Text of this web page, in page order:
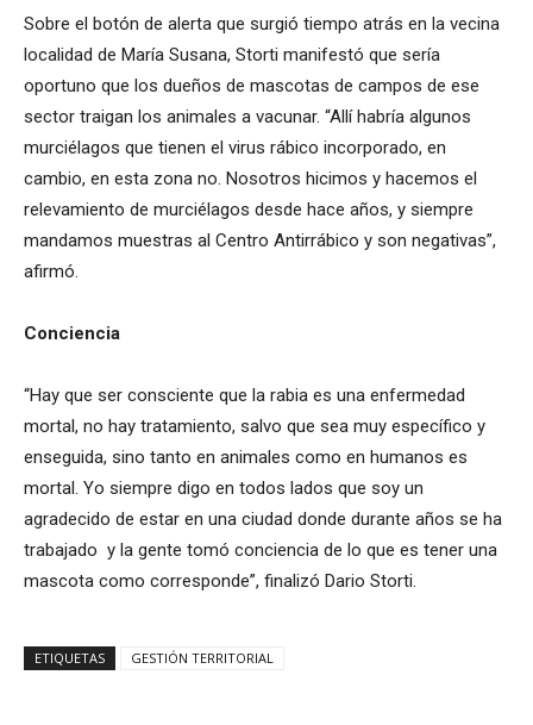
Sobre el botón de alerta que surgió tiempo atrás en la vecina
localidad de María Susana, Storti manifestó que sería
oportuno que los dueños de mascotas de campos de ese
sector traigan los animales a vacunar. “Allí habría algunos
murciélagos que tienen el virus rábico incorporado, en
cambio, en esta zona no. Nosotros hicimos y hacemos el
relevamiento de murciélagos desde hace años, y siempre
mandamos muestras al Centro Antirrábico y son negativas”,
afirmó.
Conciencia
“Hay que ser consciente que la rabia es una enfermedad
mortal, no hay tratamiento, salvo que sea muy específico y
enseguida, sino tanto en animales como en humanos es
mortal. Yo siempre digo en todos lados que soy un
agradecido de estar en una ciudad donde durante años se ha
trabajado y la gente tomó conciencia de lo que es tener una
mascota como corresponde”, finalizó Dario Storti.
ETIQUETAS GESTIÓN TERRITORIAL